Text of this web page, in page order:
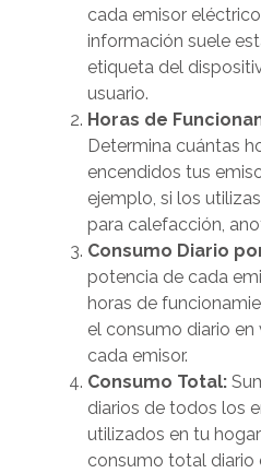
cada emisor
información suele
etiqueta del
usuario.
Horas de
Determina cuántas
encendidos tus
ejemplo, si los
para calefacción,
Consumo Diario
potencia de cada
horas de
el consumo diario
cada emisor.
Consumo Total:
diarios de todos los
utilizados en tu
consumo total diario